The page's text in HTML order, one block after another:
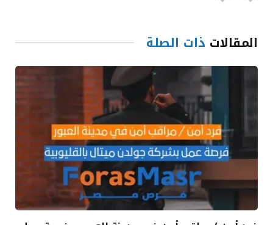
المقالات ذات الصلة